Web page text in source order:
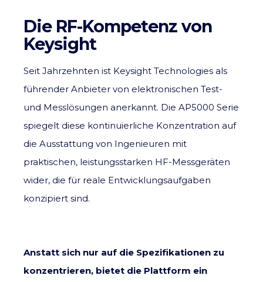
Die RF-Kompetenz von
Keysight
Seit Jahrzehnten ist Keysight Technologies als
führender Anbieter von elektronischen Test-
und Messlösungen anerkannt. Die AP5000 Serie
spiegelt diese kontinuierliche Konzentration auf
die Ausstattung von Ingenieuren mit
praktischen, leistungsstarken HF-Messgeräten
wider, die für reale Entwicklungsaufgaben
konzipiert sind.
Anstatt sich nur auf die Spezifikationen zu
konzentrieren, bietet die Plattform ein